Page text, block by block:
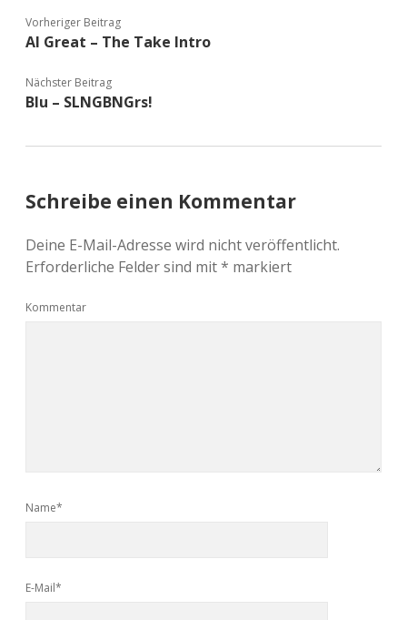
Vorheriger Beitrag
Al Great – The Take Intro
Nächster Beitrag
Blu – SLNGBNGrs!
Schreibe einen Kommentar
Deine E-Mail-Adresse wird nicht veröffentlicht.
Erforderliche Felder sind mit* markiert
Kommentar
Name*
E-Mail*